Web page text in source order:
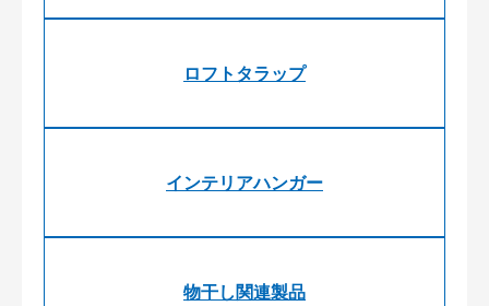
ロフトタラップ
インテリアハンガー
物干し関連製品